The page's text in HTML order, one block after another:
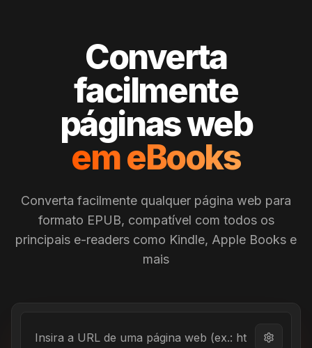
Converta
facilmente
páginas web
em eBooks
Converta facilmente qualquer página web para
formato EPUB, compatível com todos os
principais e-readers como Kindle, Apple Books e
mais